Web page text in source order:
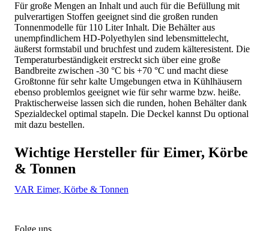
Für große Mengen an Inhalt und auch für die Befüllung mit
pulverartigen Stoffen geeignet sind die großen runden
Tonnenmodelle für 110 Liter Inhalt. Die Behälter aus
unempfindlichem HD-Polyethylen sind lebensmittelecht,
äußerst formstabil und bruchfest und zudem kälteresistent. Die
Temperaturbeständigkeit erstreckt sich über eine große
Bandbreite zwischen -30 °C bis +70 °C und macht diese
Großtonne für sehr kalte Umgebungen etwa in Kühlhäusern
ebenso problemlos geeignet wie für sehr warme bzw. heiße.
Praktischerweise lassen sich die runden, hohen Behälter dank
Spezialdeckel optimal stapeln. Die Deckel kannst Du optional
mit dazu bestellen.
Wichtige Hersteller für Eimer, Körbe
& Tonnen
VAR Eimer, Körbe & Tonnen